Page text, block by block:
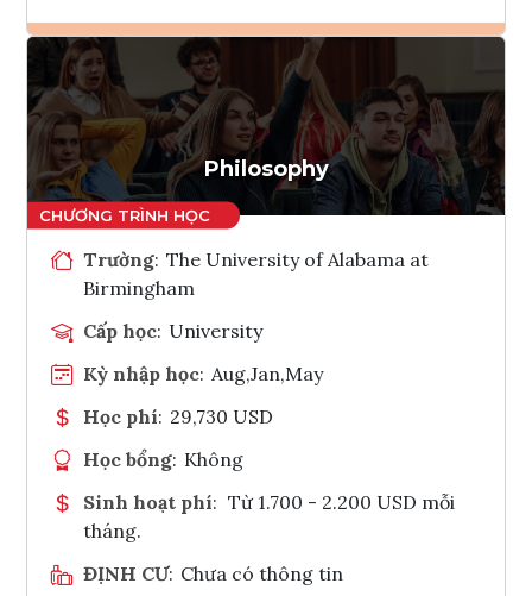
Ghi danh
Tham vấn Interlink
Philosophy
Trường: The University of Alabama at
Birmingham
Cấp học: University
Kỳ nhập học: Aug,Jan,May
Học phí: 29,730 USD
Học bổng: Không
Sinh hoạt phí: Từ 1.700 - 2.200 USD mỗi
tháng.
ĐỊNH CƯ: Chưa có thông tin